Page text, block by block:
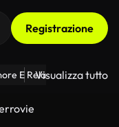
Registrazione
E Relazioni Il
Visualizza tutto